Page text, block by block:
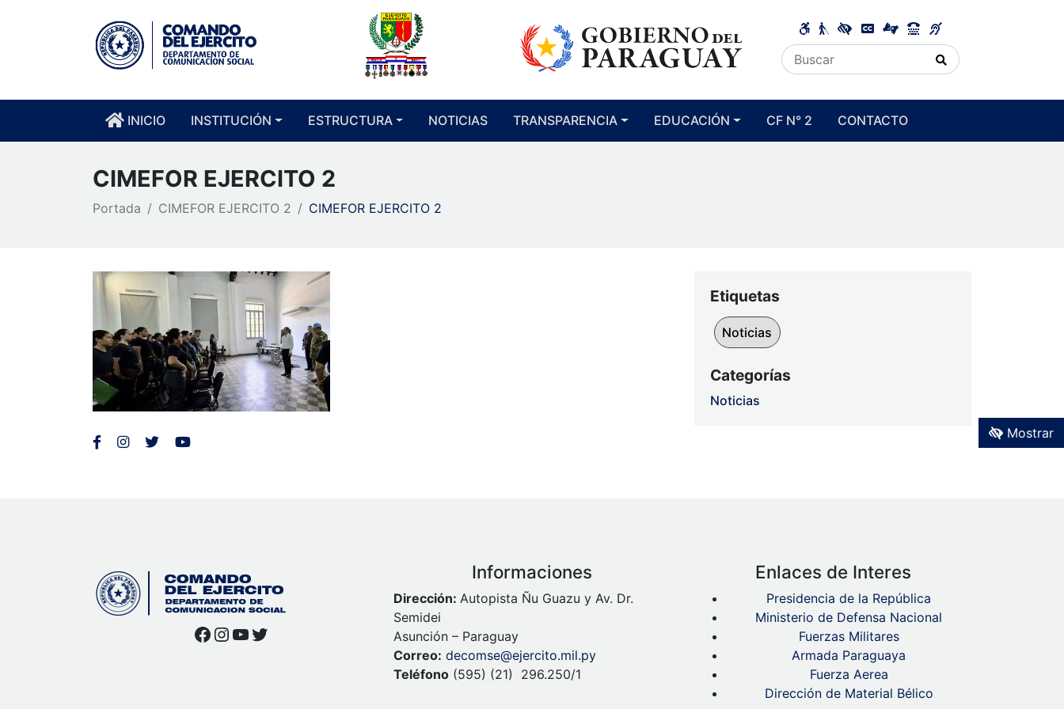
INICIO INSTITUCIÓN ESTRUCTURA NOTICIAS TRANSPARENCIA EDUCACIÓN CF N° 2 CONTACTO
Mostrar
CIMEFOR EJERCITO 2
Portada CIMEFOR EJERCITO 2 CIMEFOR EJERCITO 2
Etiquetas
Noticias
Categorías
Noticias
Facebook
Instagram
YouTube
Twitter
Informaciones
Dirección: Autopista Ñu Guazu y Av. Dr.
Semidei
Asunción – Paraguay
Correo: decomse@ejercito.mil.py
Teléfono (595) (21) 296.250/1
Enlaces de Interes
Presidencia de la República
Ministerio de Defensa Nacional
Fuerzas Militares
Armada Paraguaya
Fuerza Aerea
Dirección de Material Bélico